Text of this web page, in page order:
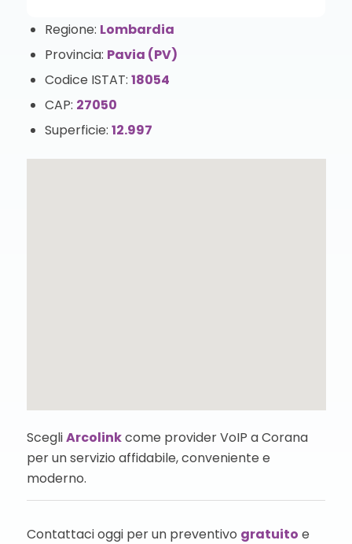
Regione: Lombardia
Provincia: Pavia (PV)
Codice ISTAT: 18054
CAP: 27050
Superficie: 12.997
ScegliArcolinkcome provider VoIP a Corana
per un servizio affidabile, conveniente e
moderno.
Contattaci oggi per un preventivo gratuito e